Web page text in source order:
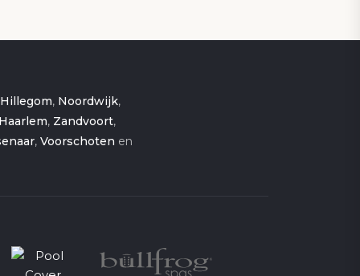
Hillegom, Noordwijk,
Haarlem, Zandvoort,
, Voorschoten en